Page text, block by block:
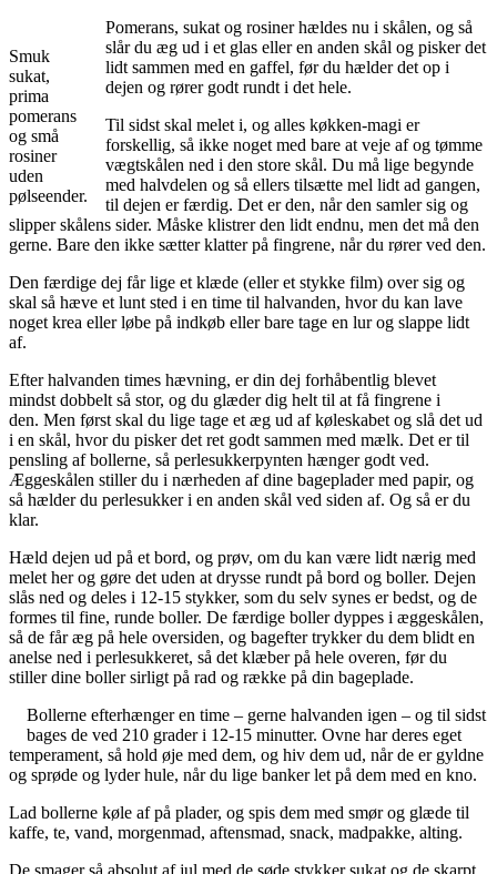
Smuk
sukat,
prima
pomerans
og små
rosiner
uden
pølseender.
Pomerans, sukat og rosiner hældes nu i skålen, og så
slår du æg ud i et glas eller en anden skål og pisker det
lidt sammen med en gaffel, før du hælder det op i
dejen og rører godt rundt i det hele.
Til sidst skal melet i, og alles køkken-magi er
forskellig, så ikke noget med bare at veje af og tømme
vægtskålen ned i den store skål. Du må lige begynde
med halvdelen og så ellers tilsætte mel lidt ad gangen,
til dejen er færdig. Det er den, når den samler sig og
slipper skålens sider. Måske klistrer den lidt endnu, men det må den
gerne. Bare den ikke sætter klatter på fingrene, når du rører ved den.
Den færdige dej får lige et klæde (eller et stykke film) over sig og
skal så hæve et lunt sted i en time til halvanden, hvor du kan lave
noget krea eller løbe på indkøb eller bare tage en lur og slappe lidt
af.
Efter halvanden times hævning, er din dej forhåbentlig blevet
mindst dobbelt så stor, og du glæder dig helt til at få fingrene i
den. Men først skal du lige tage et æg ud af køleskabet og slå det ud
i en skål, hvor du pisker det ret godt sammen med mælk. Det er til
pensling af bollerne, så perlesukkerpynten hænger godt ved.
Æggeskålen stiller du i nærheden af dine bageplader med papir, og
så hælder du perlesukker i en anden skål ved siden af. Og så er du
klar.
Hæld dejen ud på et bord, og prøv, om du kan være lidt nærig med
melet her og gøre det uden at drysse rundt på bord og boller. Dejen
slås ned og deles i 12-15 stykker, som du selv synes er bedst, og de
formes til fine, runde boller. De færdige boller dyppes i æggeskålen,
så de får æg på hele oversiden, og bagefter trykker du dem blidt en
anelse ned i perlesukkeret, så det klæber på hele overen, før du
stiller dine boller sirligt på rad og række på din bageplade.
Bollerne efterhænger en time – gerne halvanden igen – og til sidst
bages de ved 210 grader i 12-15 minutter. Ovne har deres eget
temperament, så hold øje med dem, og hiv dem ud, når de er gyldne
og sprøde og lyder hule, når du lige banker let på dem med en kno.
Lad bollerne køle af på plader, og spis dem med smør og glæde til
kaffe, te, vand, morgenmad, aftensmad, snack, madpakke, alting.
De smager så absolut af jul med de søde stykker sukat og de skarpt